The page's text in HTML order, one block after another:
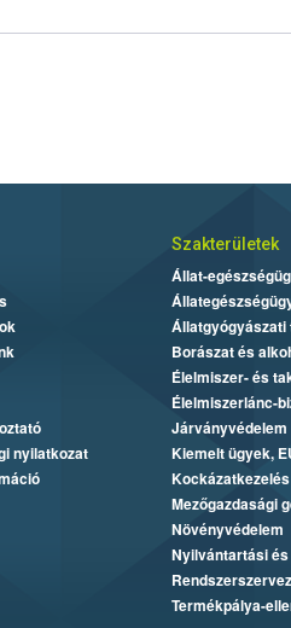
nyilatkozat
Szakterületek
Állat-
Borászat és
Élelmiszer- és
Élelmiszerlánc-
Járványvédelem
Kiemelt ügyek,
Kockázatkezelés
Mezőgazdasági
Növényvédelem
Nyilvántartási
Termékpálya-